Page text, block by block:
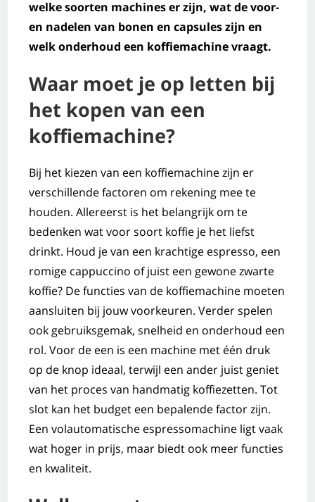
welke soorten machines er zijn, wat de voor-
en nadelen van bonen en capsules zijn en
welk onderhoud een koffiemachine vraagt.
Waar moet je op letten bij
het kopen van een
koffiemachine?
Bij het kiezen van een koffiemachine zijn er
verschillende factoren om rekening mee te
houden. Allereerst is het belangrijk om te
bedenken wat voor soort koffie je het liefst
drinkt. Houd je van een krachtige espresso, een
romige cappuccino of juist een gewone zwarte
koffie? De functies van de koffiemachine moeten
aansluiten bij jouw voorkeuren. Verder spelen
ook gebruiksgemak, snelheid en onderhoud een
rol. Voor de een is een machine met één druk
op de knop ideaal, terwijl een ander juist geniet
van het proces van handmatig koffiezetten. Tot
slot kan het budget een bepalende factor zijn.
Een volautomatische espressomachine ligt vaak
wat hoger in prijs, maar biedt ook meer functies
en kwaliteit.